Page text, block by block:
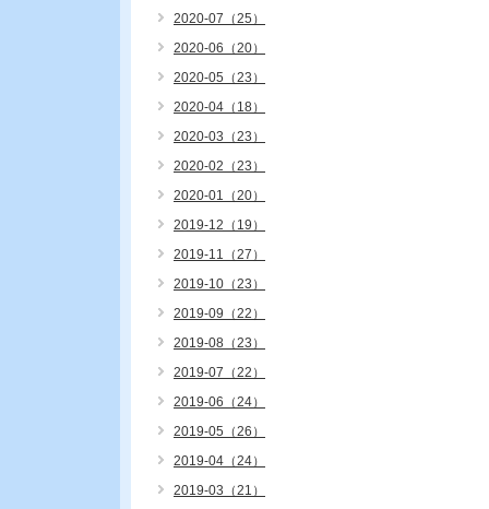
2020-07（25）
2020-06（20）
2020-05（23）
2020-04（18）
2020-03（23）
2020-02（23）
2020-01（20）
2019-12（19）
2019-11（27）
2019-10（23）
2019-09（22）
2019-08（23）
2019-07（22）
2019-06（24）
2019-05（26）
2019-04（24）
2019-03（21）